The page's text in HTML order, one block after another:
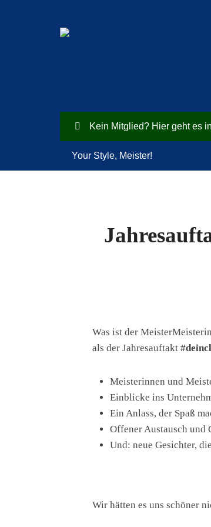
Kein Mitglied? Hier geht es
Your Style, Meister!
Was ist der
als der Jahresauftakt
Meisterinnen und
Einblicke ins
Ein Anlass, der Spaß
Offener Austausch und
Und: neue Gesichter,
Wir hätten es uns schöner